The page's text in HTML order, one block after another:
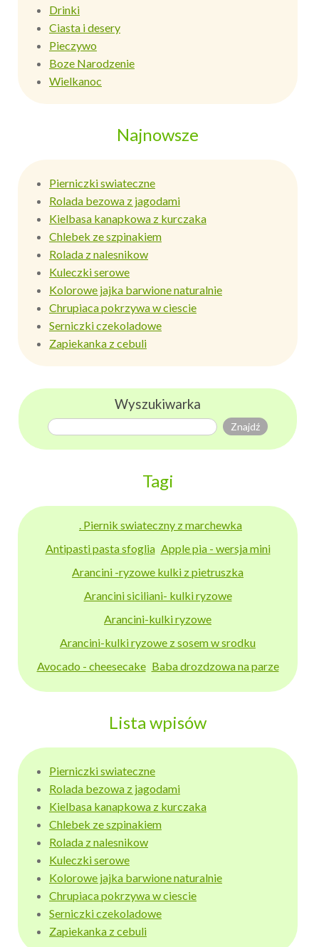
Drinki
Ciasta i desery
Pieczywo
Boze Narodzenie
Wielkanoc
Najnowsze
Pierniczki swiateczne
Rolada bezowa z jagodami
Kielbasa kanapkowa z kurczaka
Chlebek ze szpinakiem
Rolada z nalesnikow
Kuleczki serowe
Kolorowe jajka barwione naturalnie
Chrupiaca pokrzywa w ciescie
Serniczki czekoladowe
Zapiekanka z cebuli
Wyszukiwarka
Tagi
. Piernik swiateczny z marchewka
Antipasti pasta sfoglia Apple pia - wersja mini
Arancini -ryzowe kulki z pietruszka
Arancini siciliani- kulki ryzowe
Arancini-kulki ryzowe
Arancini-kulki ryzowe z sosem w srodku
Avocado - cheesecake Baba drozdzowa na parze
Lista wpisów
Pierniczki swiateczne
Rolada bezowa z jagodami
Kielbasa kanapkowa z kurczaka
Chlebek ze szpinakiem
Rolada z nalesnikow
Kuleczki serowe
Kolorowe jajka barwione naturalnie
Chrupiaca pokrzywa w ciescie
Serniczki czekoladowe
Zapiekanka z cebuli